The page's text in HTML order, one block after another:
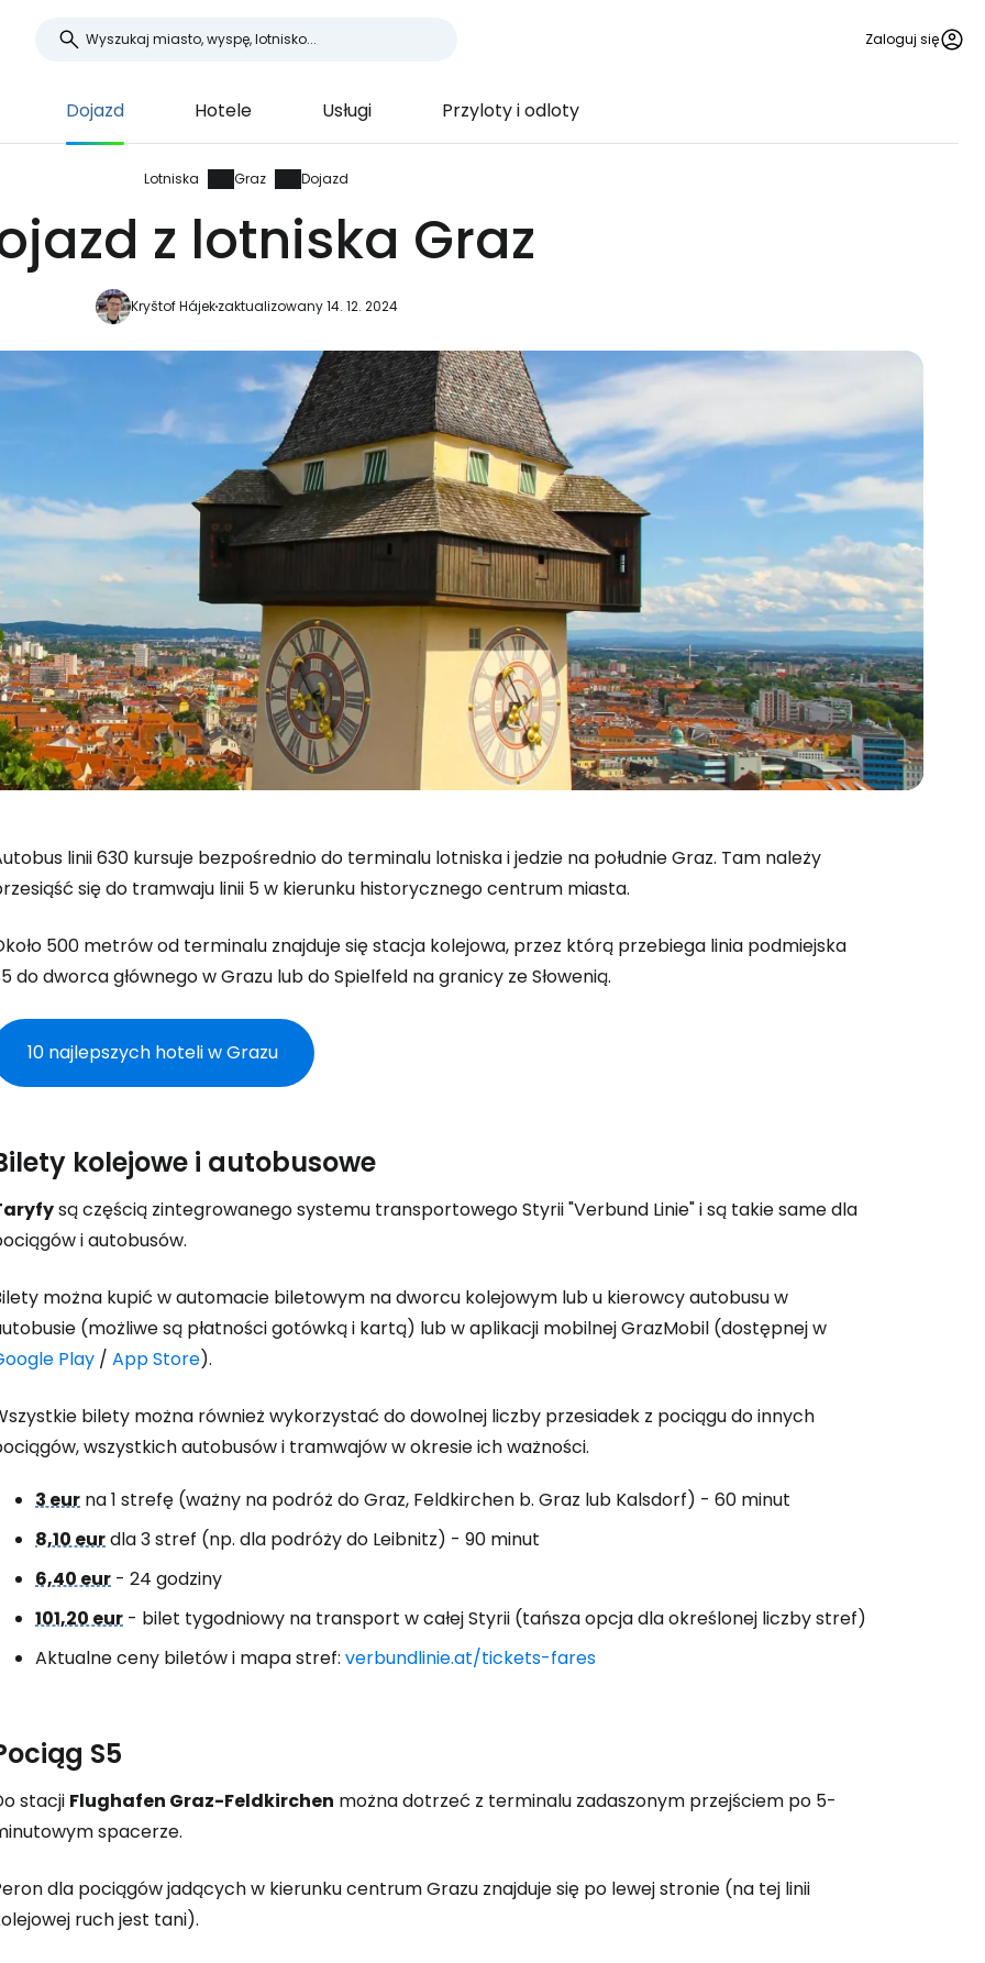
Zaloguj się
Dojazd Hotele Usługi Przyloty i odloty
Lotniska Graz Dojazd
z lotniska Graz
Kryštof Hájekzaktualizowany 14. 12. 2024
linii 630 kursuje bezpośrednio do terminalu lotniska i jedzie na południe Graz. Tam należy
się do tramwaju linii 5 w kierunku historycznego centrum miasta.
500 metrów od terminalu znajduje się stacja kolejowa, przez którą przebiega linia podmiejska
do dworca głównego w Grazu lub do Spielfeld na granicy ze Słowenią.
10 najlepszych hoteli w Grazu
kolejowe i autobusowe
są częścią zintegrowanego systemu transportowego Styrii "Verbund Linie" i są takie same dla
i autobusów.
można kupić w automacie biletowym na dworcu kolejowym lub u kierowcy autobusu w
(możliwe są płatności gotówką i kartą) lub w aplikacji mobilnej GrazMobil (dostępnej w
Play / App Store).
bilety można również wykorzystać do dowolnej liczby przesiadek z pociągu do innych
wszystkich autobusów i tramwajów w okresie ich ważności.
3 eur na 1 strefę (ważny na podróż do Graz, Feldkirchen b. Graz lub Kalsdorf) - 60 minut
8,10 eurdla 3 stref (np. dla podróży do Leibnitz) - 90 minut
6,40 eur - 24 godziny
101,20 eur - bilet tygodniowy na transport w całej Styrii (tańsza opcja dla określonej liczby stref)
Aktualne ceny biletów i mapa stref: verbundlinie.at/tickets-fares
S5
stacji Flughafen Graz-Feldkirchen można dotrzeć z terminalu zadaszonym przejściem po 5-
spacerze.
dla pociągów jadących w kierunku centrum Grazu znajduje się po lewej stronie (na tej linii
ruch jest tani).